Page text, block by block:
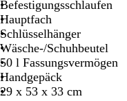
n
n
Befestigungsschlaufen
Hauptfach
Schlüsselhänger
Wäsche-/Schuhbeutel
50 l Fassungsvermögen
Handgepäck
29 x 53 x 33 cm